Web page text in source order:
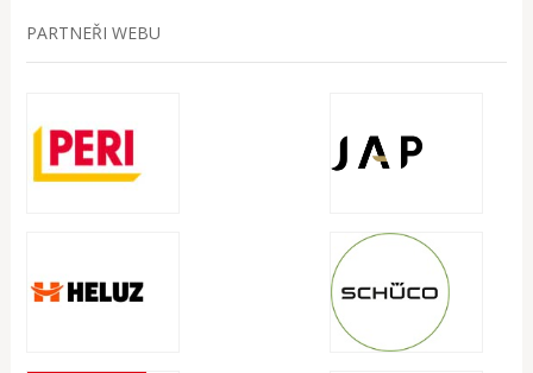
PARTNEŘI WEBU